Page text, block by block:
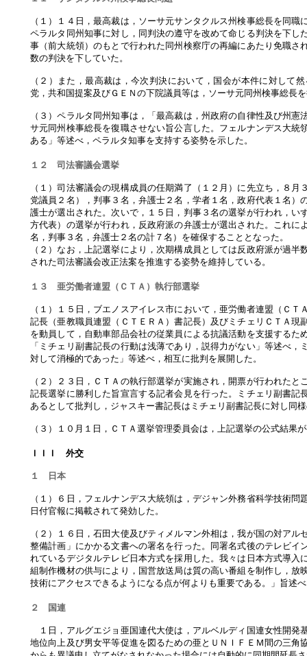
（１）１４日，最高裁は，ソーサ元サンタクルス州検事総長を同
ペラルタ同州知事に対し，同判決の遵守を改めて命じる判決を下
事（前大統領）のもとで行われた同州検察庁の再編にあたり免職
数の判決を下していた。
（２）また，最高裁は，今次判決において，国会が本件に対して
党，共和国提案及びＧＥＮの下院議員等は，ソーサ元同州検事総長
（３）ペラルタ同州知事は，「最高裁は，州政府の自律性及び州
サ元同州検事総長を復職させない旨公言した。フェルナンデス大
ある」等述べ，ペラルタ知事を支持する姿勢を示した。
１２ 司法審議会選挙
（１）司法審議会の現構成員の任期満了（１２月）に先立ち，８
党議員２名），判事３名，弁護士２名，学者１名，政府代表１名
護士が選出された。次いで，１５日，判事３名の選挙が行われ，
方代表）の選挙が行われ，反政府派の弁護士が選出された。これ
名，判事３名，弁護士２名の計７名）を確保することとなった。
（２）なお，上記選挙により，次期構成員としては反政府派が過
された司法審議会改正法案を推進する姿勢を維持している。
１３ 亜労働者連盟（ＣＴＡ）執行部選挙
（１）１５日，ブエノスアイレス市において，亜労働者連盟（Ｃ
記長（亜教職員連盟（ＣＴＥＲＡ）書記長）及びミチェリＣＴＡ
を動員して，自動車部品会社の従業員による抗議活動を支援する
「ミチェリ副書記長の行動は浅薄であり，説得力がない」等述べ
対して消極的であった」等述べ，相互に批判を展開した。
（２）２３日，ＣＴＡの執行部選挙が実施され，開票が行われた
記長選挙に勝利した旨宣言する記者会見を行った。ミチェリ副書
あるとして批判し，ジャスキー書記長はミチェリ副書記長に対し同
（３）１０月１日，ＣＴＡ選挙管理委員会は，上記選挙の公式結果
ＩＩＩ 外交
１ 日本
（１）６日，フェルナンデス大統領は，デジャン外務省科学技術
日付官報に掲載されて発効した。
（２）１６日，石田大使及びティメルマン外相は，我が国の対ア
整備計画」にかかる文書への署名を行った。同署名式後のテレビ
れているデジタルテレビ日本方式を採用した。我々は日本方式導
組制作機材の供与により，国営放送局は質の高い番組を制作し，
技術にアクセスできるようになる点が何よりも重要である。」旨述
２ 国連
１日，アルグエジョ亜国連代大使は，アルベルディ国連女性開発
地位向上及び男女平等促進を図るための亜とＵＮＩＦＥＭ間の三